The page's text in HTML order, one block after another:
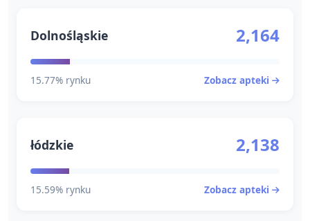
Dolnośląskie 2,164
15.77% rynku Zobacz apteki
łódzkie 2,138
15.59% rynku Zobacz apteki